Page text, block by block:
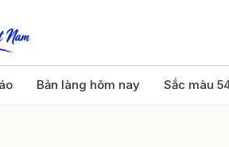
Bản làng hôm nay Sắc màu
Gửi bình luận